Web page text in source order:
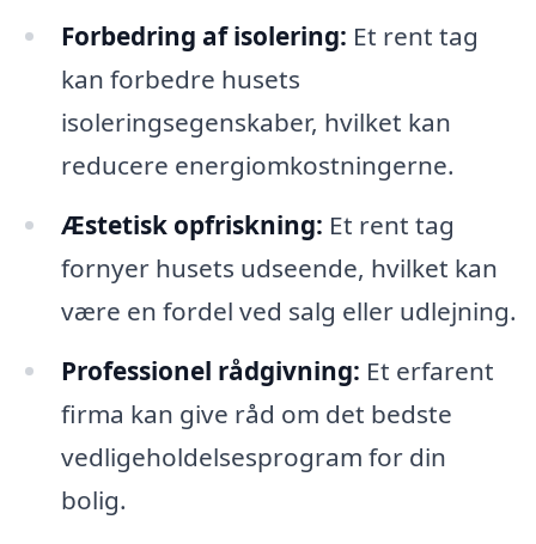
Forbedring af isolering: Et rent tag
kan forbedre husets
isoleringsegenskaber, hvilket kan
reducere energiomkostningerne.
Æstetisk opfriskning: Et rent tag
fornyer husets udseende, hvilket kan
være en fordel ved salg eller udlejning.
Professionel rådgivning: Et erfarent
firma kan give råd om det bedste
vedligeholdelsesprogram for din
bolig.